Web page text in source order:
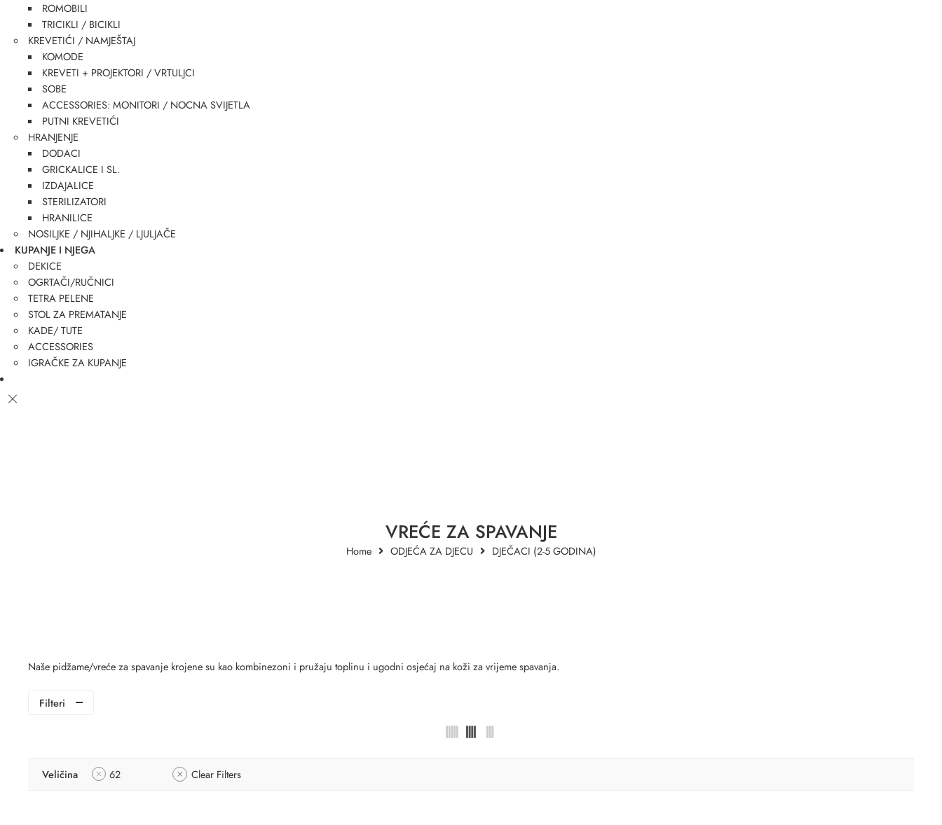
ROMOBILI
TRICIKLI / BICIKLI
KREVETIĆI / NAMJEŠTAJ
KOMODE
KREVETI + PROJEKTORI / VRTULJCI
SOBE
ACCESSORIES: MONITORI / NOCNA SVIJETLA
PUTNI KREVETIĆI
HRANJENJE
DODACI
GRICKALICE I SL.
IZDAJALICE
STERILIZATORI
HRANILICE
NOSILJKE / NJIHALJKE / LJULJAČE
KUPANJE I NJEGA
DEKICE
OGRTAČI/RUČNICI
TETRA PELENE
STOL ZA PREMATANJE
KADE/ TUTE
ACCESSORIES
IGRAČKE ZA KUPANJE
VREĆE ZA SPAVANJE
Home ODJEĆA ZA DJECU DJEČACI (2-5 GODINA)
Naše pidžame/vreće za spavanje krojene su kao kombinezoni i pružaju toplinu i ugodni osjećaj na koži za vrijeme spavanja.
Filteri
Veličina 62 Clear Filters